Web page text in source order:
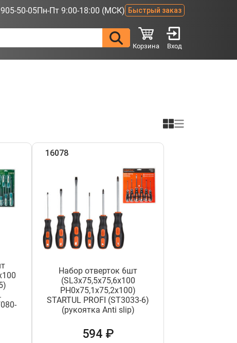
50-05Пн-Пт 9:00-18:00 (МСК) Быстрый заказ
Корзина Вход
16078
Набор отверток 6шт
(SL3х75,5х75,6х100
PH0х75,1х75,2х100)
STARTUL PROFI (ST3033-6)
(рукоятка Anti slip)
594 ₽